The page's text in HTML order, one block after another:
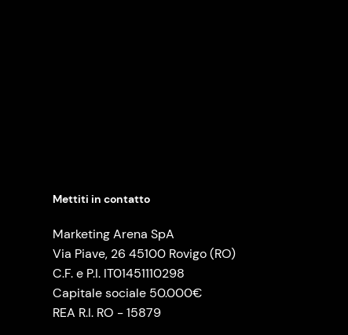
Mettiti in contatto
Marketing Arena SpA
Via Piave, 26 45100 Rovigo (RO)
C.F. e P.I. IT01451110298
Capitale sociale 50.000€
REA R.I. RO - 15879